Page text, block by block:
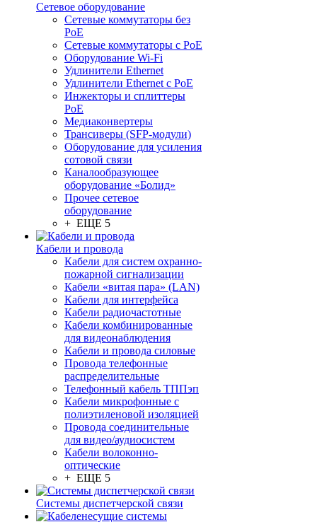
Сетевое оборудование
Сетевые коммутаторы без
PoE
Сетевые коммутаторы с PoE
Оборудование Wi-Fi
Удлинители Ethernet
Удлинители Ethernet с PoE
Инжекторы и сплиттеры
PoE
Медиаконвертеры
Трансиверы (SFP-модули)
Оборудование для усиления
сотовой связи
Каналообразующее
оборудование «Болид»
Прочее сетевое
оборудование
+ ЕЩЕ 5
Кабели и провода
Кабели для систем охранно-
пожарной сигнализации
Кабели «витая пара» (LAN)
Кабели для интерфейса
Кабели радиочастотные
Кабели комбинированные
для видеонаблюдения
Кабели и провода силовые
Провода телефонные
распределительные
Телефонный кабель ТППэп
Кабели микрофонные с
полиэтиленовой изоляцией
Провода соединительные
для видео/аудиосистем
Кабели волоконно-
оптические
+ ЕЩЕ 5
Системы диспетчерской связи